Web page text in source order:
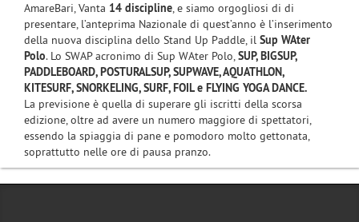
AmareBari, Vanta 14 discipline, e siamo orgogliosi di di
presentare, l’anteprima Nazionale di quest’anno è l’inserimento
della nuova disciplina dello Stand Up Paddle, il Sup WAter
Polo. Lo SWAP acronimo di Sup WAter Polo,SUP, BIGSUP,
PADDLEBOARD, POSTURALSUP, SUPWAVE, AQUATHLON,
KITESURF, SNORKELING, SURF, FOIL e FLYING YOGA DANCE.
La previsione è quella di superare gli iscritti della scorsa
edizione, oltre ad avere un numero maggiore di spettatori,
essendo la spiaggia di pane e pomodoro molto gettonata,
soprattutto nelle ore di pausa pranzo.